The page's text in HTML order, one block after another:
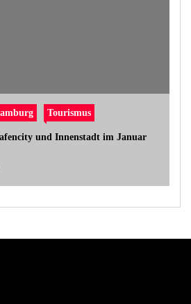
Tourismus
und Innenstadt im Januar